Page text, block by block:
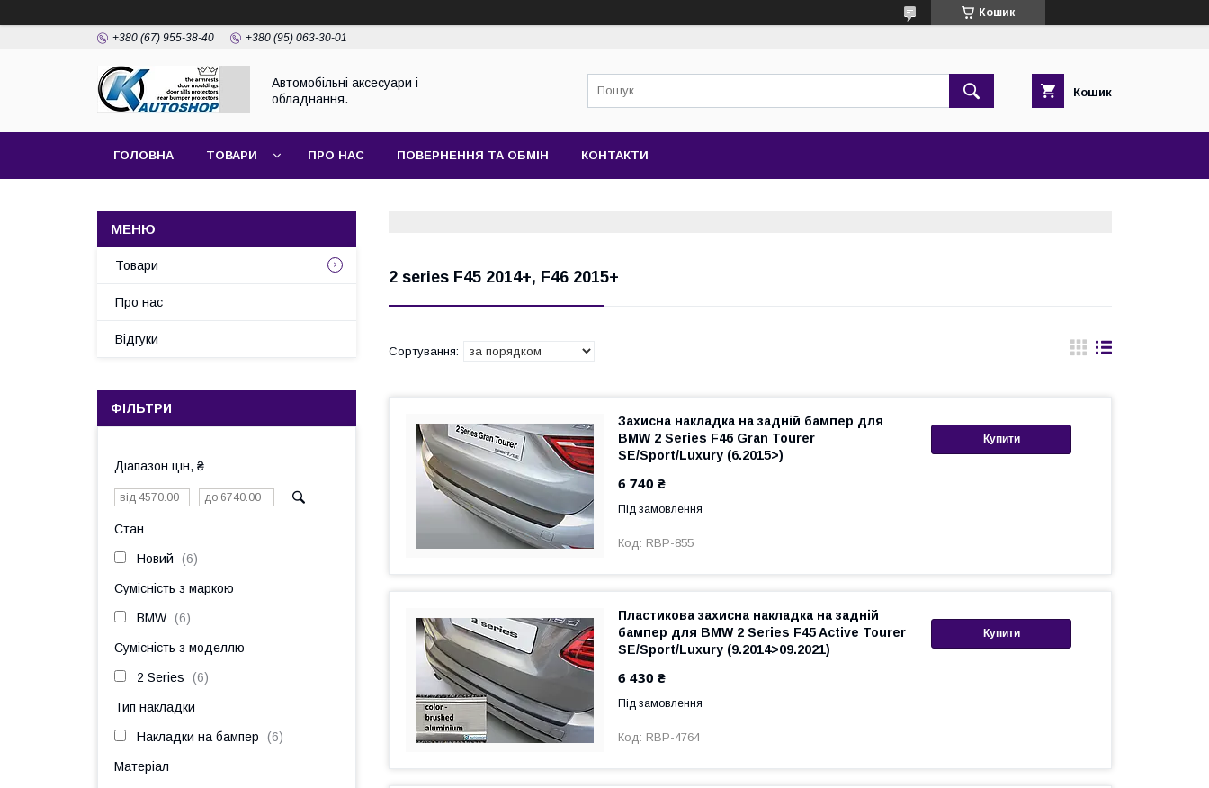
Кошик
+380 (67) 955-38-40 +380 (95) 063-30-01
Автомобільні аксесуари і
обладнання.
Кошик
ГОЛОВНА ТОВАРИ ПРО НАС ПОВЕРНЕННЯ ТА ОБМІН КОНТАКТИ
2 series F45 2014+, F46 2015+
Купити
Захисна накладка на задній бампер для
BMW 2 Series F46 Gran Tourer
SE/Sport/Luxury (6.2015>)
6 740 ₴
Під замовлення
RBP-855
Купити
Пластикова захисна накладка на задній
бампер для BMW 2 Series F45 Active Tourer
SE/Sport/Luxury (9.2014>09.2021)
6 430 ₴
Під замовлення
RBP-4764
Товари
Про нас
Відгуки
ФІЛЬТРИ
Діапазон цін, ₴
Стан
Новий 6
Сумісність з маркою
BMW 6
Сумісність з моделлю
2 Series 6
Тип накладки
Накладки на бампер 6
Матеріал